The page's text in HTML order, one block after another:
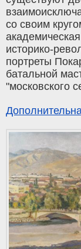
со своим
историко-
портреты
батальной
"московского